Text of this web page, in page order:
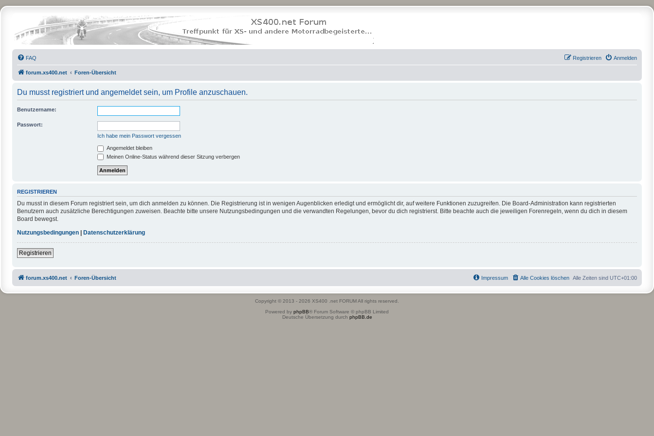
FAQ Anmelden
Registrieren
forum.xs400.net Foren-Übersicht
Du musst registriert und angemeldet sein, um Profile anzuschauen.
Benutzername:
Passwort:
Ich habe mein Passwort vergessen
Angemeldet bleiben
Meinen Online-Status während dieser Sitzung verbergen
REGISTRIEREN
Du musst in diesem Forum registriert sein, um dich anmelden zu können. Die Registrierung ist in wenigen Augenblicken erledigt und ermöglicht dir, auf weitere Funktionen zuzugreifen. Die Board-Administration kann registrierten
Benutzern auch zusätzliche Berechtigungen zuweisen. Beachte bitte unsere Nutzungsbedingungen und die verwandten Regelungen, bevor du dich registrierst. Bitte beachte auch die jeweiligen Forenregeln, wenn du dich in diesem
Board bewegst.
Nutzungsbedingungen | Datenschutzerklärung
Registrieren
forum.xs400.net Foren-Übersicht Alle Zeiten sind UTC+01:00
Alle Cookies löschen
Impressum
Copyright © 2013 - 2026 XS400 .net FORUM All rights reserved.
Powered by phpBB® Forum Software © phpBB Limited
Deutsche Übersetzung durch phpBB.de